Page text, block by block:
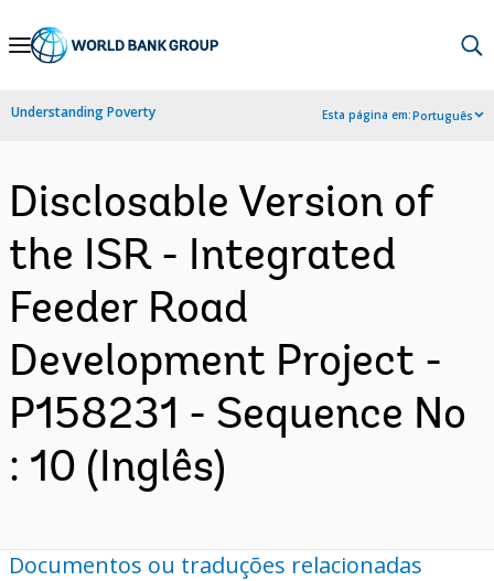
Skip
Navigation
Understanding Poverty Esta página em:Português
Disclosable Version of
the ISR - Integrated
Feeder Road
Development Project -
P158231 - Sequence No
: 10 (Inglês)
Documentos ou traduções relacionadas